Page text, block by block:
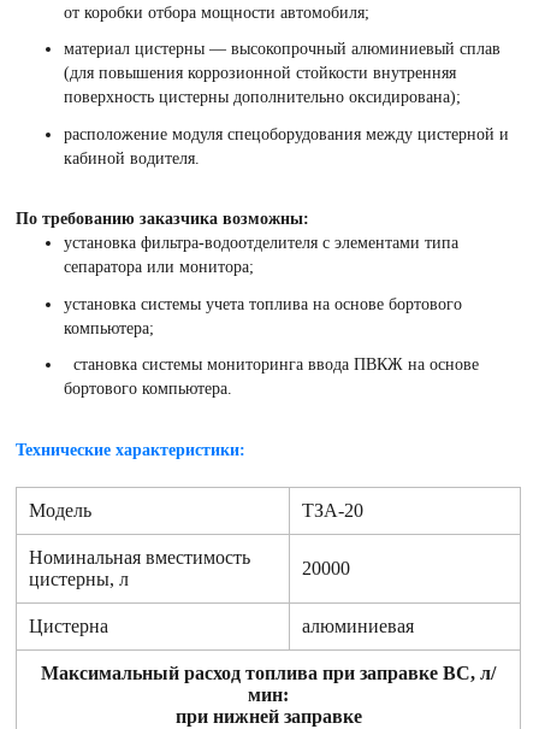
от коробки отбора мощности автомобиля;
материал цистерны — высокопрочный алюминиевый сплав
(для повышения коррозионной стойкости внутренняя
поверхность цистерны дополнительно оксидирована);
расположение модуля спецоборудования между цистерной и
кабиной водителя.
По требованию заказчика возможны:
установка фильтра-водоотделителя с элементами типа
сепаратора или монитора;
установка системы учета топлива на основе бортового
компьютера;
становка системы мониторинга ввода ПВКЖ на основе
бортового компьютера.
Технические характеристики:
Модель ТЗА-20
Номинальная вместимость
цистерны, л
20000
Цистерна алюминиевая
Максимальный расход топлива при заправке ВС, л/
мин:
при нижней заправке